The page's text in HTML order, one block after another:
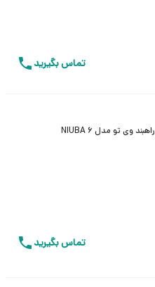
تماس بگیرید
راهبند وی تو مدل NIUBA 6
تماس بگیرید